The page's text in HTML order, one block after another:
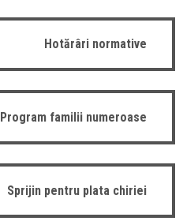
Hotărâri normative
Program familii numeroase
Sprijin pentru plata chiriei